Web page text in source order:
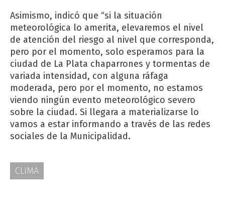
Asimismo, indicó que “si la situación
meteorológica lo amerita, elevaremos el nivel
de atención del riesgo al nivel que corresponda,
pero por el momento, solo esperamos para la
ciudad de La Plata chaparrones y tormentas de
variada intensidad, con alguna ráfaga
moderada, pero por el momento, no estamos
viendo ningún evento meteorológico severo
sobre la ciudad. Si llegara a materializarse lo
vamos a estar informando a través de las redes
sociales de la Municipalidad.
CLIMA